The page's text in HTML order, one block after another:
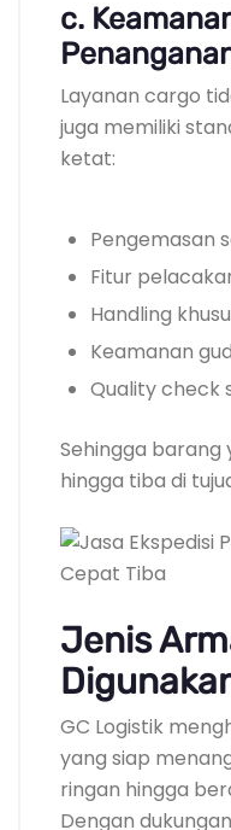
c.
Layanan cargo
juga memiliki
ketat:
Pengemasan
Fitur
Handling
Keamanan
Quality check
Sehingga
hingga tiba di
Jenis
GC Logistik
yang siap
ringan hingga
Dengan